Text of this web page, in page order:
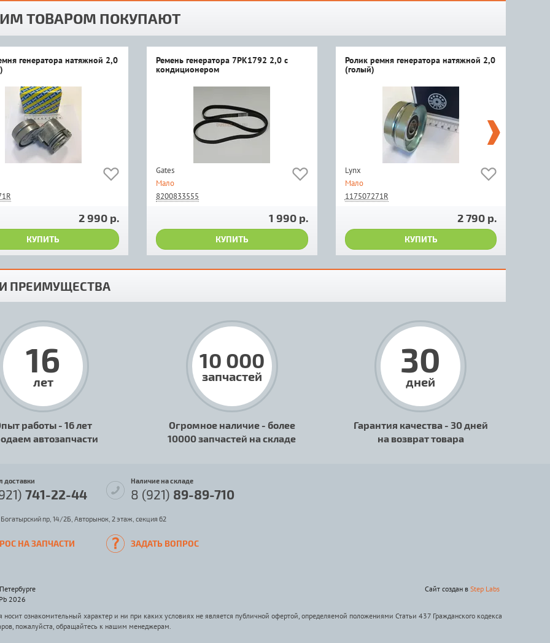
ТОВАРОМ ПОКУПАЮТ
генератора натяжной 2,0
2 990 р.
КУПИТЬ
Ремень генератора 7PK1792 2,0 с
кондиционером
Gates
Мало
8200833555
1 990 р.
КУПИТЬ
Ролик ремня генератора натяжной 2,0
(голый)
Lynx
Мало
117507271R
2 790 р.
КУПИТЬ
ПРЕИМУЩЕСТВА
16
лет
работы - 16 лет
автозапчасти
10 000
запчастей
Огромное наличие - более
10000 запчастей на складе
30
дней
Гарантия качества - 30 дней
на возврат товара
доставки
741-22-44
Наличие на складе
8 (921) 89-89-710
пр, 14/2Б, Авторынок, 2 этаж, секция 62
НА ЗАПЧАСТИ ЗАДАТЬ ВОПРОС
2026
Сайт создан в Step Labs
ознакомительный характер и ни при каких условиях не является публичной офертой, определяемой положениями Статьи 437 Гражданского кодекса
пожалуйста, обращайтесь к нашим менеджерам.